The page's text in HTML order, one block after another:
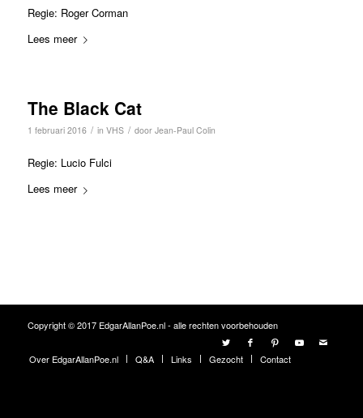
Regie: Roger Corman
Lees meer
The Black Cat
1 februari 2016 / in VHS / door Jean-Paul Colin
Regie: Lucio Fulci
Lees meer
Copyright © 2017 EdgarAllanPoe.nl - alle rechten voorbehouden
Over EdgarAllanPoe.nl Q&A Links Gezocht Contact